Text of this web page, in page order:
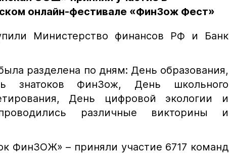
онлайн-фестивале «ФинЗож Фест»
Министерство финансов РФ и Банк
разделена по дням: День образования,
знатоков ФинЗож, День школьного
День цифровой экологии и
проводились различные викторины и
ФинЗОЖ» – приняли участие 6717 команд